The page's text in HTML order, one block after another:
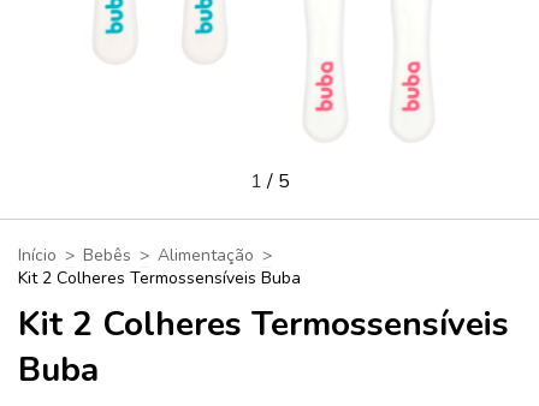
1/ 5
Início > Bebês > Alimentação >
Kit 2 Colheres Termossensíveis Buba
Kit 2 Colheres Termossensíveis
Buba